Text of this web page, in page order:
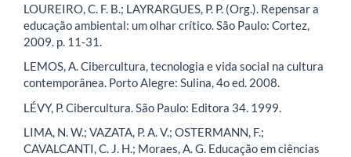
LOUREIRO, C. F. B.; LAYRARGUES, P. P. (Org.). Repensar a
educação ambiental: um olhar crítico. São Paulo: Cortez,
2009. p. 11-31.
LEMOS, A. Cibercultura, tecnologia e vida social na cultura
contemporânea. Porto Alegre: Sulina, 4o ed. 2008.
LÉVY, P. Cibercultura. São Paulo: Editora 34. 1999.
LIMA, N. W.; VAZATA, P. A. V.; OSTERMANN, F.;
CAVALCANTI, C. J. H.; Moraes, A. G. Educação em ciências